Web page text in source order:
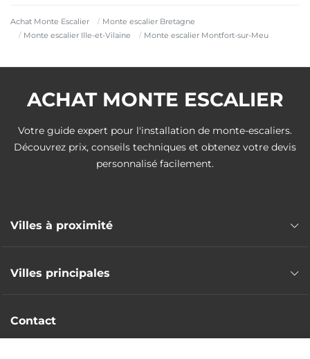
Achat Monte Escalier
Monte escalier Bretagne
Monte escalier Ille-et-Vilaine
Monte escalier Montfort-sur-Meu
ACHAT MONTE ESCALIER
Votre guide expert pour l'installation de monte-escaliers.
Découvrez prix, conseils techniques et obtenez votre devis
personnalisé facilement.
Villes à proximité
Monte escalier Iffendic
Villes principales
Monte escalier Saint-Malo
Monte escalier Fougères
Contact